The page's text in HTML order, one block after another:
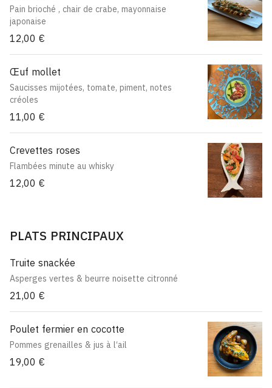
Pain brioché , chair de crabe, mayonnaise
japonaise
12,00 €
Œuf mollet
Saucisses mijotées, tomate, piment, notes
créoles
11,00 €
Crevettes roses
Flambées minute au whisky
12,00 €
PLATS PRINCIPAUX
Truite snackée
Asperges vertes & beurre noisette citronné
21,00 €
Poulet fermier en cocotte
Pommes grenailles & jus à l‘ail
19,00 €